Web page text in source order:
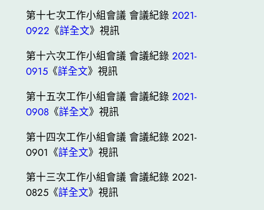
第十七次工作小組會議 會議紀錄 2021-
0922 《詳全文》視訊
第十六次工作小組會議 會議紀錄 2021-
0915《詳全文》視訊
第十五次工作小組會議 會議紀錄 2021-
0908《詳全文》視訊
第十四次工作小組會議 會議紀錄 2021-
0901《詳全文》視訊
第十三次工作小組會議 會議紀錄 2021-
0825《詳全文》視訊